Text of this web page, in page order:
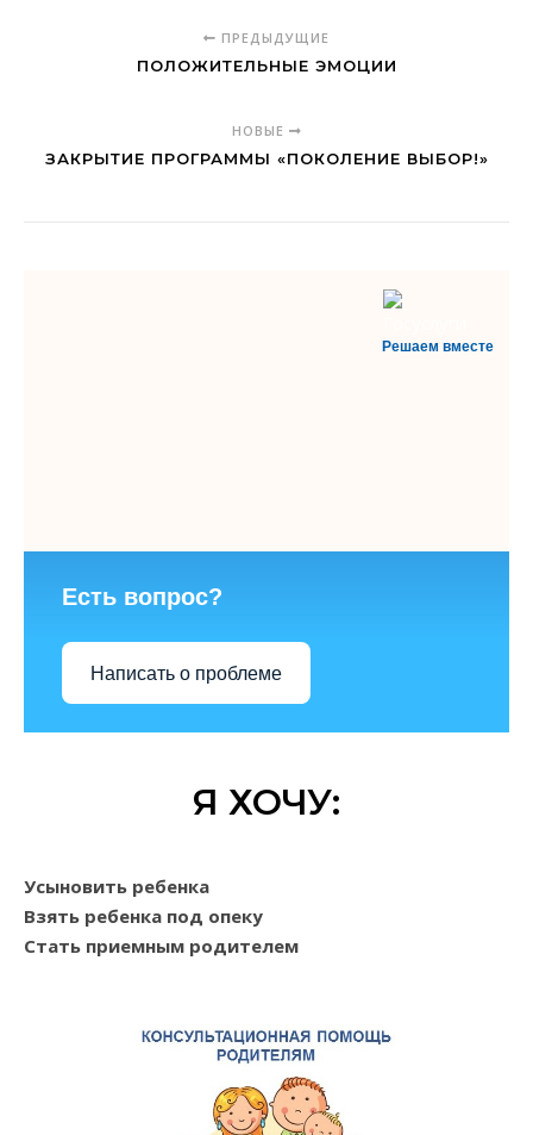
ПРЕДЫДУЩИЕ
ПОЛОЖИТЕЛЬНЫЕ ЭМОЦИИ
НОВЫЕ
ЗАКРЫТИЕ ПРОГРАММЫ «ПОКОЛЕНИЕ ВЫБОР!»
Решаем вместе
Есть вопрос?
Написать о проблеме
Я ХОЧУ:
Усыновить ребенка
Взять ребенка под опеку
Стать приемным родителем